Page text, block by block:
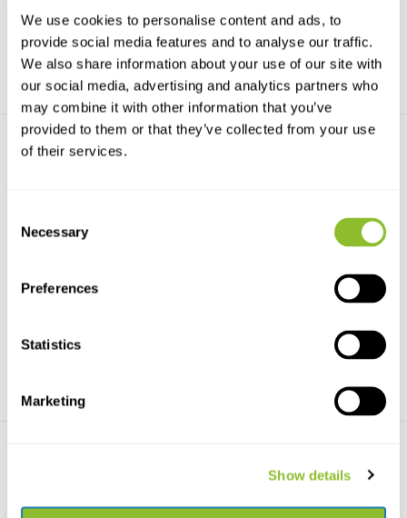
We use cookies to personalise content and ads, to
provide social media features and to analyse our traffic.
We also share information about your use of our site with
our social media, advertising and analytics partners who
may combine it with other information that you’ve
provided to them or that they’ve collected from your use
of their services.
Selection
Necessary
Preferences
Statistics
Marketing
Show details
€25,50 €37,30
gemaakt van ecologisch ...
Nestkast van houtbeton voor
mezen, huismussen, v...